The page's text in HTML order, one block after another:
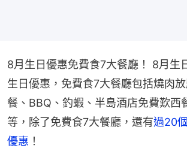
8月生日優惠免費食7大餐廳！ 8月生
生日優惠，免費食7大餐廳包括燒肉
餐、BBQ、釣蝦、半島酒店免費歎西
等，除了免費食7大餐廳，還有過20
優惠 ！